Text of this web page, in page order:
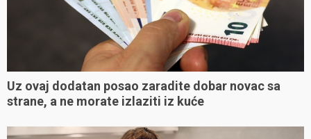
Uz ovaj dodatan posao zaradite dobar novac sa
strane, a ne morate izlaziti iz kuće